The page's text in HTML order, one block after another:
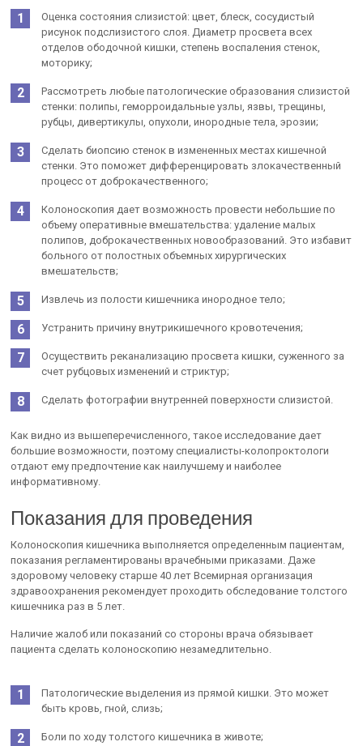
Оценка состояния слизистой: цвет, блеск, сосудистый
рисунок подслизистого слоя. Диаметр просвета всех
отделов ободочной кишки, степень воспаления стенок,
моторику;
Рассмотреть любые патологические образования слизистой
стенки: полипы, геморроидальные узлы, язвы, трещины,
рубцы, дивертикулы, опухоли, инородные тела, эрозии;
Сделать биопсию стенок в измененных местах кишечной
стенки. Это поможет дифференцировать злокачественный
процесс от доброкачественного;
Колоноскопия дает возможность провести небольшие по
объему оперативные вмешательства: удаление малых
полипов, доброкачественных новообразований. Это избавит
больного от полостных объемных хирургических
вмешательств;
Извлечь из полости кишечника инородное тело;
Устранить причину внутрикишечного кровотечения;
Осуществить реканализацию просвета кишки, суженного за
счет рубцовых изменений и стриктур;
Сделать фотографии внутренней поверхности слизистой.
Как видно из вышеперечисленного, такое исследование дает
большие возможности, поэтому специалисты-колопроктологи
отдают ему предпочтение как наилучшему и наиболее
информативному.
Показания для проведения
Колоноскопия кишечника выполняется определенным пациентам,
показания регламентированы врачебными приказами. Даже
здоровому человеку старше 40 лет Всемирная организация
здравоохранения рекомендует проходить обследование толстого
кишечника раз в 5 лет.
Наличие жалоб или показаний со стороны врача обязывает
пациента сделать колоноскопию незамедлительно.
Патологические выделения из прямой кишки. Это может
быть кровь, гной, слизь;
Боли по ходу толстого кишечника в животе;